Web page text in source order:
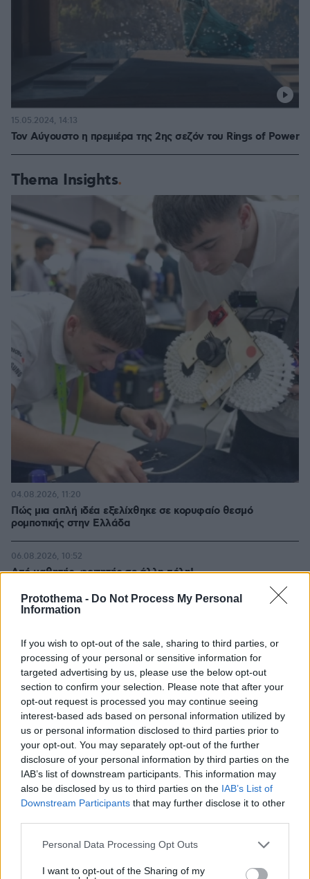
Protothema - Do Not Process My Personal
Information
If you wish to opt-out of the sale, sharing to third parties, or
processing of your personal or sensitive information for
targeted advertising by us, please use the below opt-out
section to confirm your selection. Please note that after your
opt-out request is processed you may continue seeing
interest-based ads based on personal information utilized by
us or personal information disclosed to third parties prior to
your opt-out. You may separately opt-out of the further
disclosure of your personal information by third parties on the
IAB’s list of downstream participants. This information may
also be disclosed by us to third parties on the IAB’s List of
Downstream Participants that may further disclose it to other
Please note that this website/app uses one or more Google
not limited to your visit or usage behaviour. You may click to
Personal Data Processing Opt Outs
I want to opt-out of the Sharing of my
Τον Αύγουστο η πρεμιέρα της 2ης σεζόν του Rings of Power
15.05.2024, 14:13
Thema Insights
Πώς μια απλή ιδέα εξελίχθηκε σε κορυφαίο θεσμό
ρομποτικής στην Ελλάδα
04.08.2026, 11:20
Από μαθητής, φοιτητής σε άλλη πόλη!
06.08.2026, 10:52
26.07.2026, 09:54
ΣΧΟΛΙΑ(1)
ΠΡΟΣΘΗΚΗ ΣΧΟΛΙΟΥ
Θεσσαλονικια
30.05.2024, 16:54
Υπέροχος ηθοποιός! Στο Green Book ήταν
αποκάλυψη! Ελπίζω να συμμετάσχει και στην
καινούρια ταινία υπό τις προϋποθέσεις που έθεσε.
ΑΠΑΝΤΗΣΗ
ΠΡΟΣΘΗΚΗ ΣΧΟΛΙΟΥ